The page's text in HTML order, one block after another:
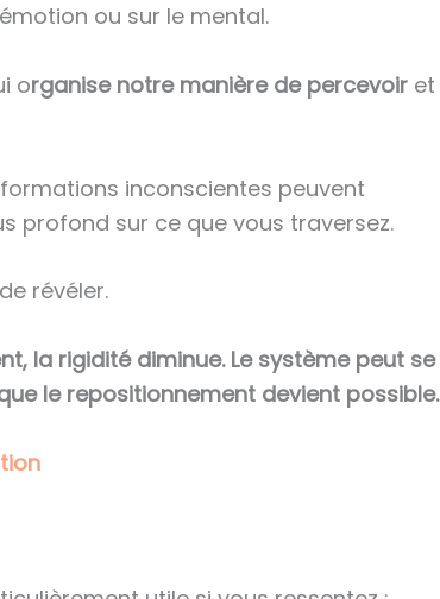
ou sur le mental.
organise notre manière de percevoir et
inconscientes peuvent
profond sur ce que vous traversez.
révéler.
la rigidité diminue. Le système peut se
le repositionnement devient possible.